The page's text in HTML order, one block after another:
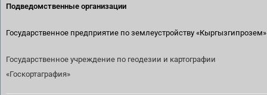
Подведомственные организации
Государственное предприятие по землеустройству «Кыргызгипрозем»
Государственное учреждение по геодезии и картографии
«Госкортаграфия»